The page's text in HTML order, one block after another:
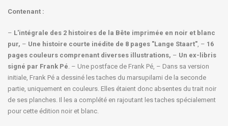
Contenant :
– L'intégrale des 2 histoires de la Bête imprimée en noir et blanc
pur, – Une histoire courte inédite de 8 pages "Lange Staart", – 16
pages couleurs comprenant diverses illustrations, – Un ex-libris
signé par Frank Pé. – Une postface de Frank Pé, – Dans sa version
initiale, Frank Pé a dessiné les taches du marsupilami de la seconde
partie, uniquement en couleurs. Elles étaient donc absentes du trait noir
de ses planches. Il les a complété en rajoutant les taches spécialement
pour cette édition noir et blanc.